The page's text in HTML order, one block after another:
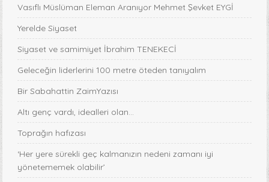
Vasıflı Müslüman Eleman Aranıyor Mehmet Şevket EYGİ
Yerelde Siyaset
Siyaset ve samimiyet İbrahim TENEKECİ
Geleceğin liderlerini 100 metre öteden tanıyalım
Bir Sabahattin ZaimYazısı
Altı genç vardı, idealleri olan...
Toprağın hafızası
‘Her yere sürekli geç kalmanızın nedeni zamanı iyi
yönetememek olabilir’